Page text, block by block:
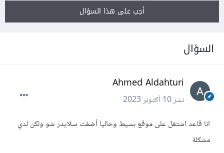
أجب على هذا السؤال
السؤال
Ahmed Aldahturi
نشر10 أكتوبر 2023
انا قاعد اشتغل على موقع بسيط وحاليا أضفت سلايدر شو ولكن لدي
مشكلة